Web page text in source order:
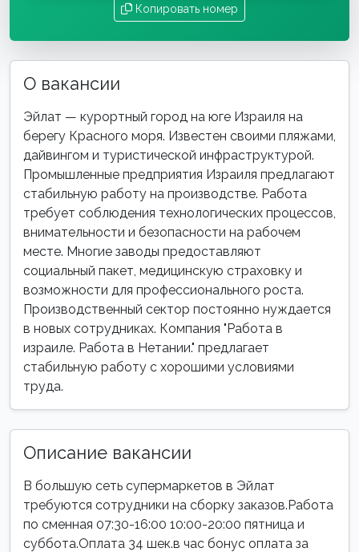
Копировать номер
О вакансии
Эйлат — курортный город на юге Израиля на
берегу Красного моря. Известен своими пляжами,
дайвингом и туристической инфраструктурой.
Промышленные предприятия Израиля предлагают
стабильную работу на производстве. Работа
требует соблюдения технологических процессов,
внимательности и безопасности на рабочем
месте. Многие заводы предоставляют
социальный пакет, медицинскую страховку и
возможности для профессионального роста.
Производственный сектор постоянно нуждается
в новых сотрудниках. Компания "Работа в
израиле. Работа в Нетании." предлагает
стабильную работу с хорошими условиями
труда.
Описание вакансии
В большую сеть супермаркетов в Эйлат
требуются сотрудники на сборку заказов.Работа
по сменная 07:30-16:00 10:00-20:00 пятница и
суббота.Оплата 34 шек.в час бонус оплата за